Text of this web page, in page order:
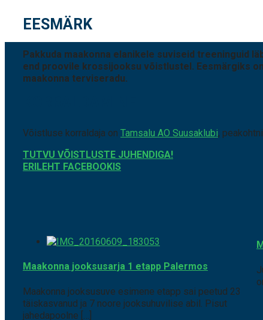
EESMÄRK
Pakkuda maakonna elanikele suviseid treeninguid
end proovile krossijooksu võistlustel. Eesmärgiks
maakonna terviseradu.
Võistluse korraldaja on Tamsalu AO Suusaklubi,
TUTVU VÕISTLUSTE JUHENDIGA!
ERILEHT FACEBOOKIS
Maakonna jooksusarja 1 etapp Palermos
Maakonna jooksusuve esimene etapp sai peetud 23
täiskasvanud ja 7 noore jooksuhuvilise abil. Pisut
jahedapoolne […]